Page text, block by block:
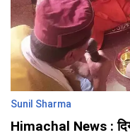
Sunil Sharma
Himachal News :